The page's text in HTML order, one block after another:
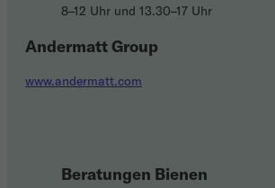
Beratungen Bienen
8–12 Uhr und 13.30–17 Uhr
Andermatt Group
www.andermatt.com